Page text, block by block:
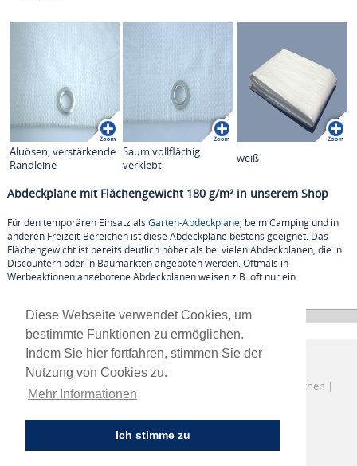
Diese Webseite verwendet Cookies, um
bestimmte Funktionen zu ermöglichen.
Indem Sie hier fortfahren, stimmen Sie der
Nutzung von Cookies zu.
Mehr Informationen
Ich stimme zu
Aluösen, verstärkende
Randleine
Saum vollflächig
verklebt
weiß
Abdeckplane mit Flächengewicht 180 g/m² in unserem Shop
Für den temporären Einsatz als Garten-Abdeckplane, beim Camping und in
anderen Freizeit-Bereichen ist diese Abdeckplane bestens geeignet. Das
Flächengewicht ist bereits deutlich höher als bei vielen Abdeckplanen, die in
Discountern oder in Baumärkten angeboten werden. Oftmals in
Werbeaktionen angebotene Abdeckplanen weisen z.B. oft nur ein
Versand von Abdeckplane 180 nach Berlin | Hamburg | München |
Köln | Frankfurt | Dortmund | Stuttgart | Essen | Düsseldorf